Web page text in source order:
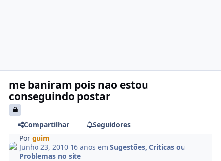
me baniram pois nao estou
conseguindo postar
Compartilhar
Seguidores
Porguim
Junho 23, 2010 16 anos emSugestões, Criticas ou
Problemas no site